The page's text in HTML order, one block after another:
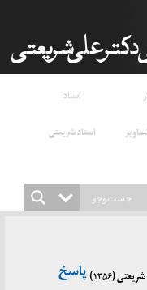
اسناد
استاد شریعتی
(۱۳۵۶)
پاسخ